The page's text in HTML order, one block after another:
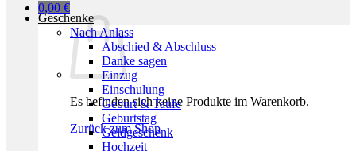
0,00 €
Es befinden sich keine Produkte im Warenkorb.
Zurück zum Shop
Geschenke
Nach Anlass
Abschied & Abschluss
Danke sagen
Einzug
Einschulung
Geburt & Taufe
Geburtstag
Geldgeschenk
Hochzeit